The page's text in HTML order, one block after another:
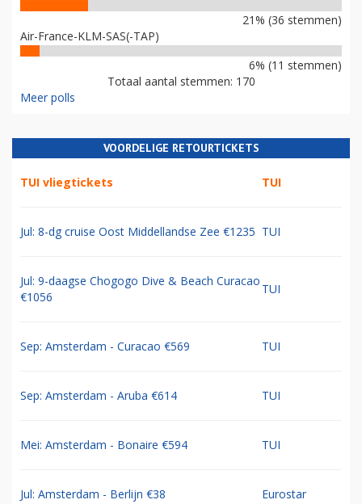
21% (36 stemmen)
Air-France-KLM-SAS(-TAP)
6% (11 stemmen)
Totaal aantal stemmen: 170
Meer polls
VOORDELIGE RETOURTICKETS
TUI vliegtickets TUI
Jul: 8-dg cruise Oost Middellandse Zee €1235 TUI
Jul: 9-daagse Chogogo Dive & Beach Curacao
€1056
TUI
Sep: Amsterdam - Curacao €569 TUI
Sep: Amsterdam - Aruba €614 TUI
Mei: Amsterdam - Bonaire €594 TUI
Jul: Amsterdam - Berlijn €38 Eurostar